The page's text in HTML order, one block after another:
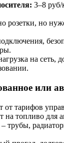
3–8
розетки, но
на сеть,
или
от тарифов
на топливо для
трубы,